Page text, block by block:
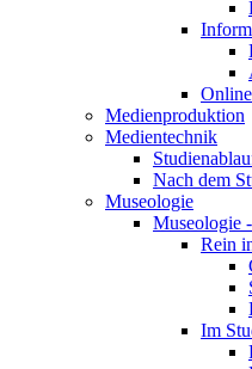
Medienproduktion
Medientechnik
Nach dem
Museologie
Museologie
Rein
Im